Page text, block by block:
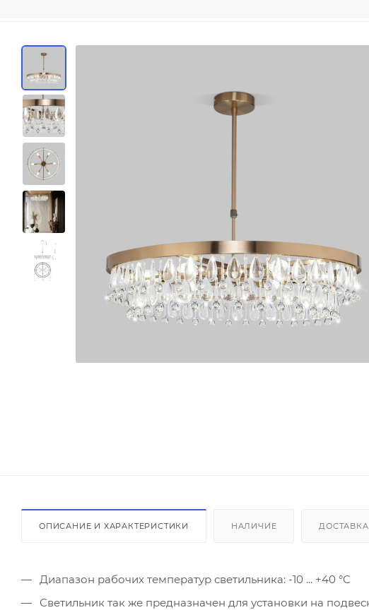
ОПИСАНИЕ И ХАРАКТЕРИСТИКИ НАЛИЧИЕ ДОСТАВКА
Диапазон рабочих температур светильника: -10 ... +40 °C
Светильник так же предназначен для установки на